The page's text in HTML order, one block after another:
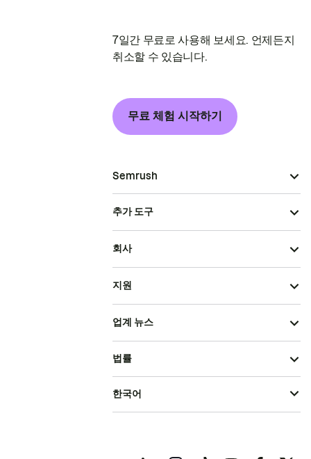
7일간 무료로 사용해 보세요. 언제든지
취소할 수 있습니다.
무료 체험 시작하기
Semrush
추가 도구
회사
지원
업계 뉴스
법률
한국어